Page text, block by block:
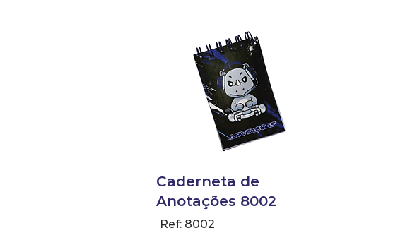
Caderneta de
Anotações 8002
Ref: 8002